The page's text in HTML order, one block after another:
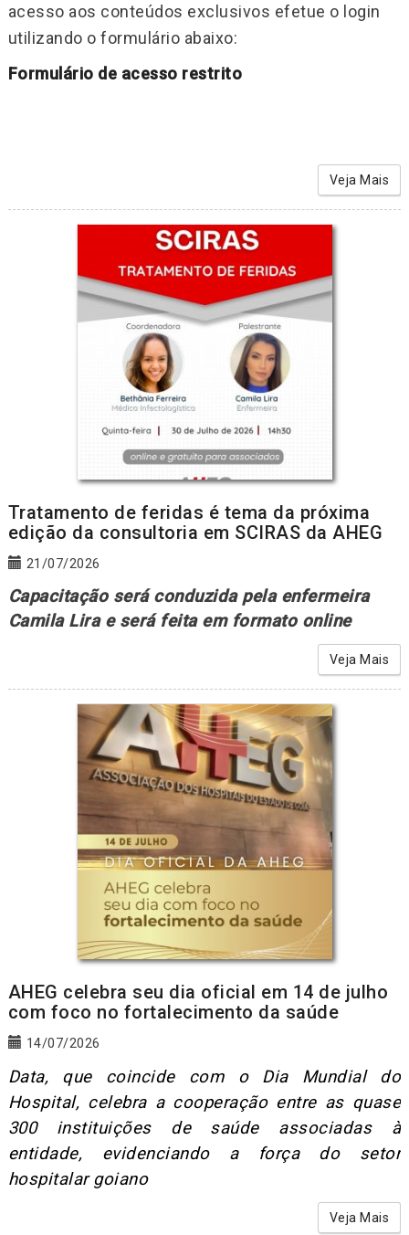
acesso aos conteúdos exclusivos efetue o login
utilizando o formulário abaixo:
Formulário de acesso restrito
Veja Mais
Tratamento de feridas é tema da próxima
edição da consultoria em SCIRAS da AHEG
21/07/2026
Capacitação será conduzida pela enfermeira
Camila Lira e será feita em formato online
Veja Mais
AHEG celebra seu dia oficial em 14 de julho
com foco no fortalecimento da saúde
14/07/2026
Data, que coincide com o Dia Mundial do
Hospital, celebra a cooperação entre as quase
300 instituições de saúde associadas à
entidade, evidenciando a força do setor
hospitalar goiano
Veja Mais